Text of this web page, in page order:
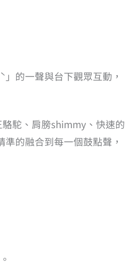
的一聲與台下觀眾互動，
駝、肩膀shimmy、快速的
的融合到每一個鼓點聲，